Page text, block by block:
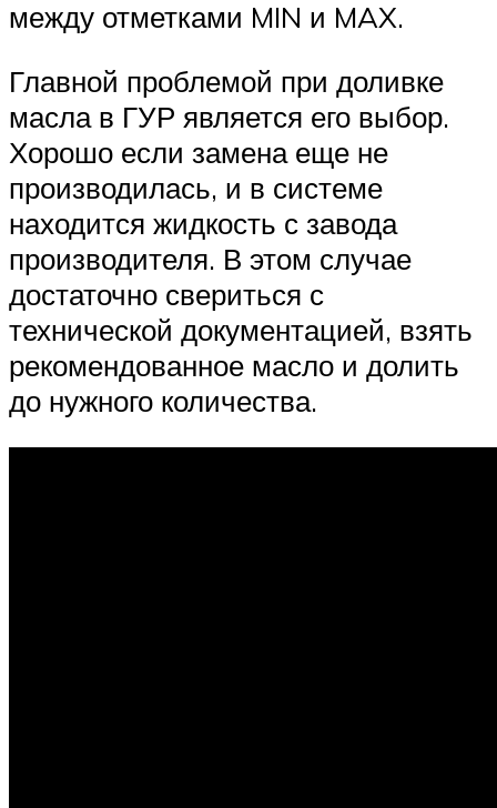
между отметками MIN и MAX.
Главной проблемой при доливке
масла в ГУР является его выбор.
Хорошо если замена еще не
производилась, и в системе
находится жидкость с завода
производителя. В этом случае
достаточно свериться с
технической документацией, взять
рекомендованное масло и долить
до нужного количества.